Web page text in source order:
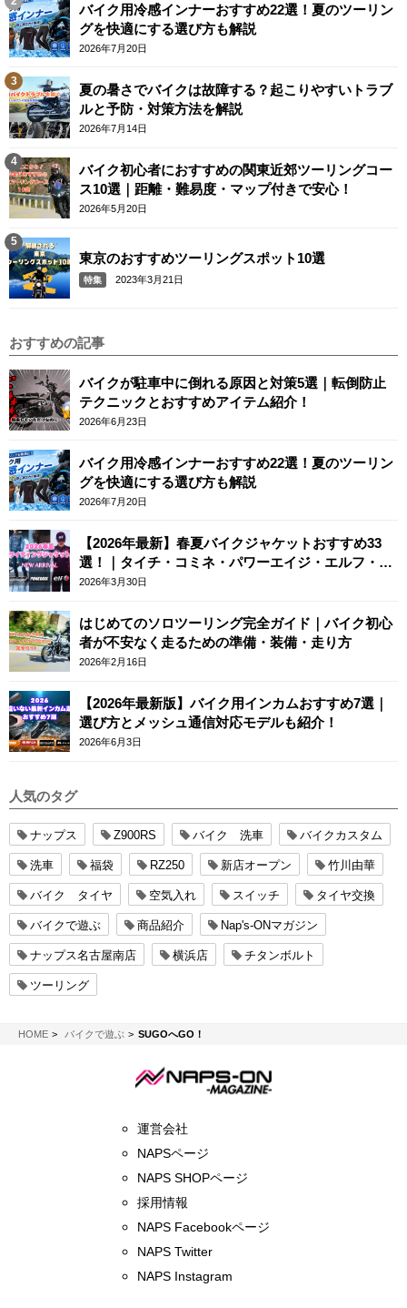
バイク用冷感インナーおすすめ22選！夏のツーリン
グを快適にする選び方も解説
2026年7月20日
夏の暑さでバイクは故障する？起こりやすいトラブ
ルと予防・対策方法を解説
2026年7月14日
バイク初心者におすすめの関東近郊ツーリングコー
ス10選｜距離・難易度・マップ付きで安心！
2026年5月20日
東京のおすすめツーリングスポット10選
特集 2023年3月21日
おすすめの記事
バイクが駐車中に倒れる原因と対策5選｜転倒防止
テクニックとおすすめアイテム紹介！
2026年6月23日
バイク用冷感インナーおすすめ22選！夏のツーリン
グを快適にする選び方も解説
2026年7月20日
【2026年最新】春夏バイクジャケットおすすめ33
選！｜タイチ・コミネ・パワーエイジ・エルフ・エ
ースカフェロンドン
2026年3月30日
はじめてのソロツーリング完全ガイド｜バイク初心
者が不安なく走るための準備・装備・走り方
2026年2月16日
【2026年最新版】バイク用インカムおすすめ7選｜
選び方とメッシュ通信対応モデルも紹介！
2026年6月3日
人気のタグ
ナップス Z900RS バイク 洗車 バイクカスタム
洗車 福袋 RZ250 新店オープン 竹川由華
バイク タイヤ 空気入れ スイッチ タイヤ交換
バイクで遊ぶ 商品紹介 Nap's-ONマガジン
ナップス名古屋南店 横浜店 チタンボルト
ツーリング
HOMENAPS-ON マガジン
バイクで遊ぶ SUGOへGO！
運営会社
NAPSページ
NAPS SHOPページ
採用情報
NAPS Facebookページ
NAPS Twitter
NAPS Instagram